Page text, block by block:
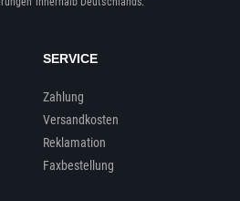
SERVICE
Zahlung
Versandkosten
Reklamation
Faxbestellung